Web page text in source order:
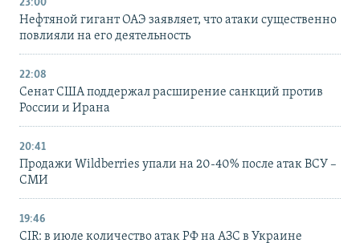
23:00
Нефтяной гигант ОАЭ заявляет, что атаки существенно
повлияли на его деятельность
22:08
Сенат США поддержал расширение санкций против
России и Ирана
20:41
Продажи Wildberries упали на 20-40% после атак ВСУ –
СМИ
19:46
CIR: в июле количество атак РФ на АЗС в Украине